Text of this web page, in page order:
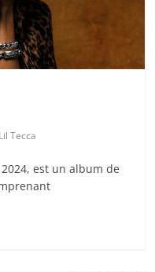
Lil Tecca
est un album de